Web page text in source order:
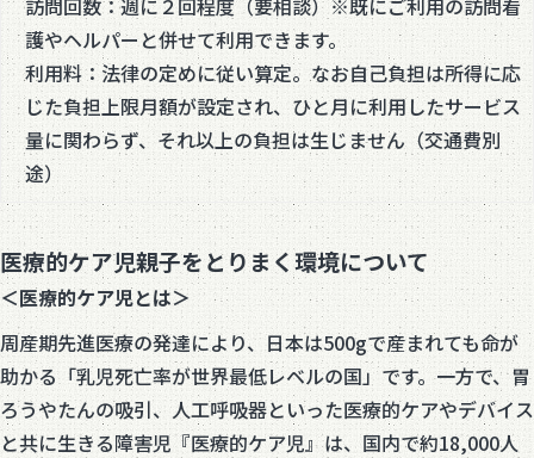
訪問回数：週に２回程度（要相談）※既にご利用の訪問看
護やヘルパーと併せて利用できます。
利用料：法律の定めに従い算定。なお自己負担は所得に応
じた負担上限月額が設定され、ひと月に利用したサービス
量に関わらず、それ以上の負担は生じません（交通費別
途）
医療的ケア児親子をとりまく環境について
＜医療的ケア児とは＞
周産期先進医療の発達により、日本は500gで産まれても命が
助かる「乳児死亡率が世界最低レベルの国」です。一方で、胃
ろうやたんの吸引、人工呼吸器といった医療的ケアやデバイス
と共に生きる障害児『医療的ケア児』は、国内で約18,000人